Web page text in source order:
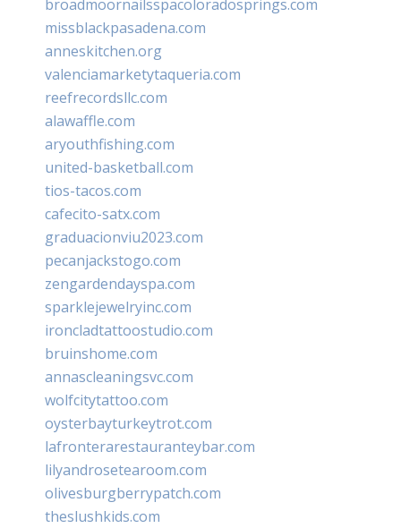
broadmoornailsspacoloradosprings.com
missblackpasadena.com
anneskitchen.org
valenciamarketytaqueria.com
reefrecordsllc.com
alawaffle.com
aryouthfishing.com
united-basketball.com
tios-tacos.com
cafecito-satx.com
graduacionviu2023.com
pecanjackstogo.com
zengardendayspa.com
sparklejewelryinc.com
ironcladtattoostudio.com
bruinshome.com
annascleaningsvc.com
wolfcitytattoo.com
oysterbayturkeytrot.com
lafronterarestauranteybar.com
lilyandrosetearoom.com
olivesburgberrypatch.com
theslushkids.com